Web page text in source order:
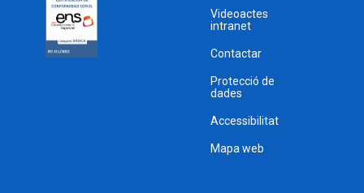
Videoactes
intranet
Contactar
Protecció de
dades
Accessibilitat
Mapa web